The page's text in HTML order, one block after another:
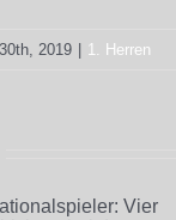
2019 1. Herren